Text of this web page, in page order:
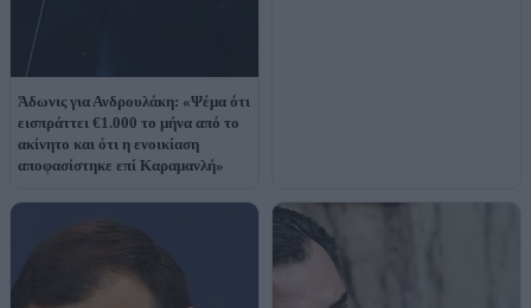
Άδωνις για Ανδρουλάκη: «Ψέμα ότι
εισπράττει €1.000 το μήνα από το
ακίνητο και ότι η ενοικίαση
αποφασίστηκε επί Καραμανλή»